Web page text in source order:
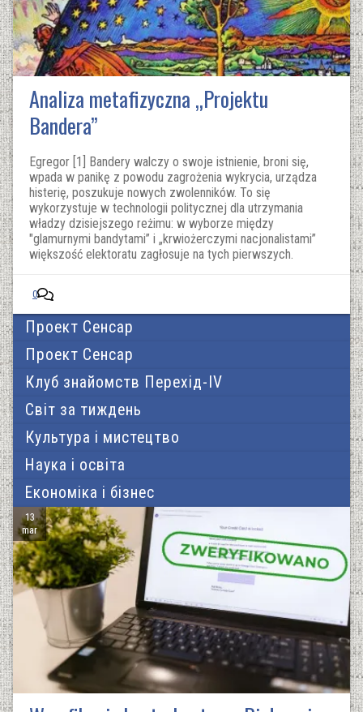
Analiza metafizyczna „Projektu
Bandera”
Egregor [1] Bandery walczy o swoje istnienie, broni się,
wpada w panikę z powodu zagrożenia wykrycia, urządza
histerię, poszukuje nowych zwolenników. To się
wykorzystuje w technologii politycznej dla utrzymania
władzy dzisiejszego reżimu: w wyborze między
"glamurnymi bandytami” i „krwiożerczymi nacjonalistami”
większość elektoratu zagłosuje na tych pierwszych.
0
Проект Сенсар
Проект Сенсар
Клуб знайомств Перехід-IV
Світ за тиждень
Культура і мистецтво
Наука і освіта
Економіка і бізнес
13
mar